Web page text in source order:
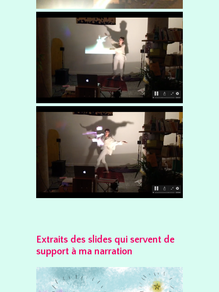
Extraits des slides qui servent de
support à ma narration